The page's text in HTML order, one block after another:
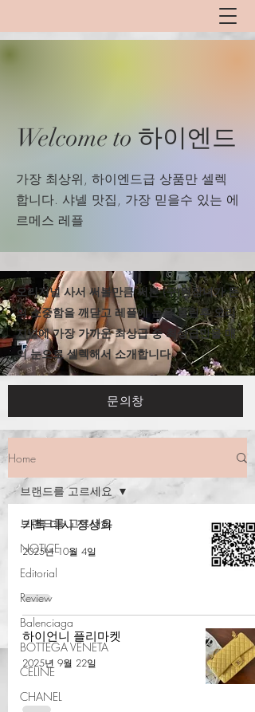
Welcome to 하이엔드
​가장 최상위, 하이엔드급 상품만 셀렉
합니다. 샤넬 맛집, 가장 믿을수 있는 에
르메스 레플
​오리지널 사서 써볼만큼 써본 (구)된장녀가 돈
의 소중함을 깨닫고 레플에 눈을 돌린후 오리
지널에 가장 가까운 최상급 중 최상급만을 매
의 눈으로 셀렉해서 소개합니다.
문의창
Home
브랜드를 고르세요
NOTICE
Editorial
Review
Balenciaga
BOTTEGA VENETA
CELINE
CHANEL
브랜드를 고르세요
카톡 다시 정상화
2025년 10월 4일
하이언니 플리마켓
2025년 9월 22일